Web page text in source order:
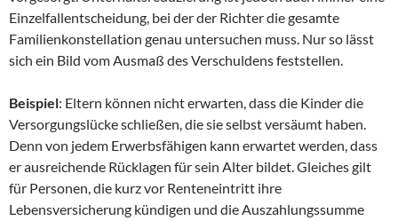
Einzelfallentscheidung, bei der der Richter die gesamte
Familienkonstellation genau untersuchen muss. Nur so lässt
sich ein Bild vom Ausmaß des Verschuldens feststellen.
Beispiel: Eltern können nicht erwarten, dass die Kinder die
Versorgungslücke schließen, die sie selbst versäumt haben.
Denn von jedem Erwerbsfähigen kann erwartet werden, dass
er ausreichende Rücklagen für sein Alter bildet. Gleiches gilt
für Personen, die kurz vor Renteneintritt ihre
Lebensversicherung kündigen und die Auszahlungssumme